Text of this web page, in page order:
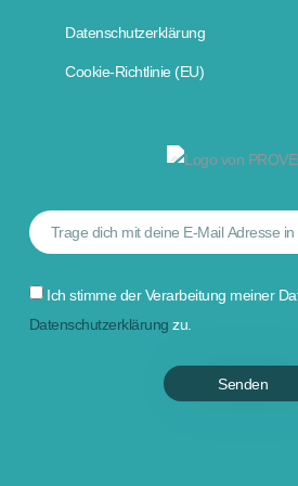
Ich stimme der Verarbeitung meiner
Datenschutzerklärung zu.
Senden
Datenschutzerklärung
Cookie-Richtlinie (EU)